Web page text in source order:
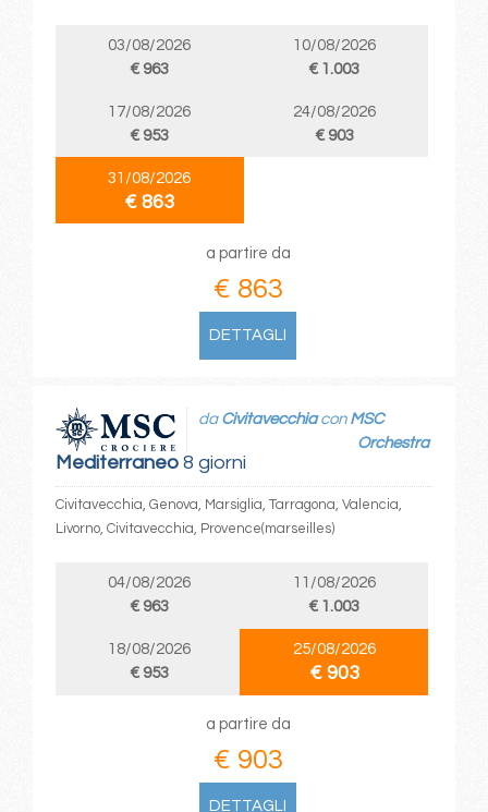
03/08/2026
€ 963
10/08/2026
€ 1.003
17/08/2026
€ 953
24/08/2026
€ 903
31/08/2026
€ 863
a partire da
€ 863
DETTAGLI
Mediterraneo8 giorni
da Civitavecchiacon MSC
Orchestra
Civitavecchia, Genova, Marsiglia, Tarragona, Valencia,
Livorno, Civitavecchia, Provence(marseilles)
04/08/2026
€ 963
11/08/2026
€ 1.003
18/08/2026
€ 953
25/08/2026
€ 903
a partire da
€ 903
DETTAGLI